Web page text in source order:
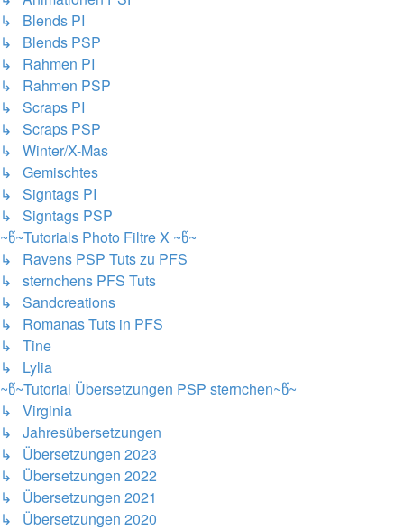
↳ Blends PI
↳ Blends PSP
↳ Rahmen PI
↳ Rahmen PSP
↳ Scraps PI
↳ Scraps PSP
↳ Winter/X-Mas
↳ Gemischtes
↳ Signtags PI
↳ Signtags PSP
~წ~Tutorials Photo Filtre X ~წ~
↳ Ravens PSP Tuts zu PFS
↳ sternchens PFS Tuts
↳ Sandcreations
↳ Romanas Tuts in PFS
↳ Tine
↳ Lylia
~წ~Tutorial Übersetzungen PSP sternchen~წ~
↳ Virginia
↳ Jahresübersetzungen
↳ Übersetzungen 2023
↳ Übersetzungen 2022
↳ Übersetzungen 2021
↳ Übersetzungen 2020